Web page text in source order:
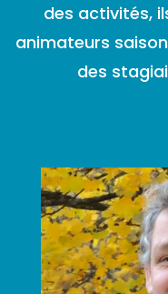
des activités,
animateurs
des